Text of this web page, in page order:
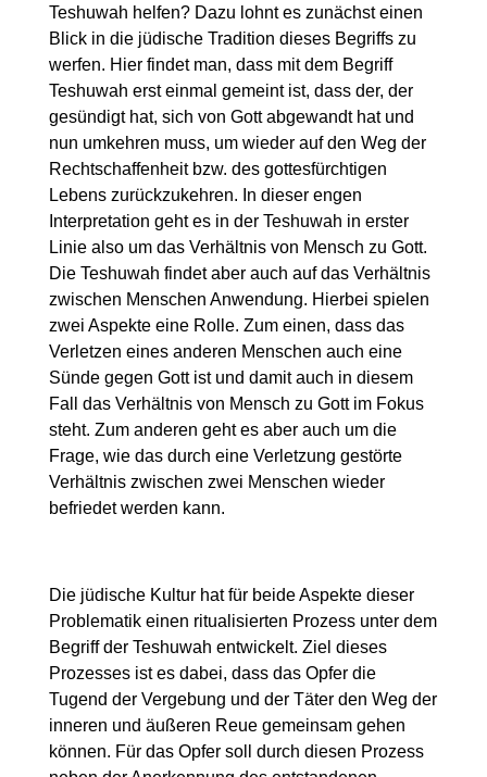
Teshuwah helfen? Dazu lohnt es zunächst einen
Blick in die jüdische Tradition dieses Begriffs zu
werfen. Hier findet man, dass mit dem Begriff
Teshuwah erst einmal gemeint ist, dass der, der
gesündigt hat, sich von Gott abgewandt hat und
nun umkehren muss, um wieder auf den Weg der
Rechtschaffenheit bzw. des gottesfürchtigen
Lebens zurückzukehren. In dieser engen
Interpretation geht es in der Teshuwah in erster
Linie also um das Verhältnis von Mensch zu Gott.
Die Teshuwah findet aber auch auf das Verhältnis
zwischen Menschen Anwendung. Hierbei spielen
zwei Aspekte eine Rolle. Zum einen, dass das
Verletzen eines anderen Menschen auch eine
Sünde gegen Gott ist und damit auch in diesem
Fall das Verhältnis von Mensch zu Gott im Fokus
steht. Zum anderen geht es aber auch um die
Frage, wie das durch eine Verletzung gestörte
Verhältnis zwischen zwei Menschen wieder
befriedet werden kann.
Die jüdische Kultur hat für beide Aspekte dieser
Problematik einen ritualisierten Prozess unter dem
Begriff der Teshuwah entwickelt. Ziel dieses
Prozesses ist es dabei, dass das Opfer die
Tugend der Vergebung und der Täter den Weg der
inneren und äußeren Reue gemeinsam gehen
können. Für das Opfer soll durch diesen Prozess